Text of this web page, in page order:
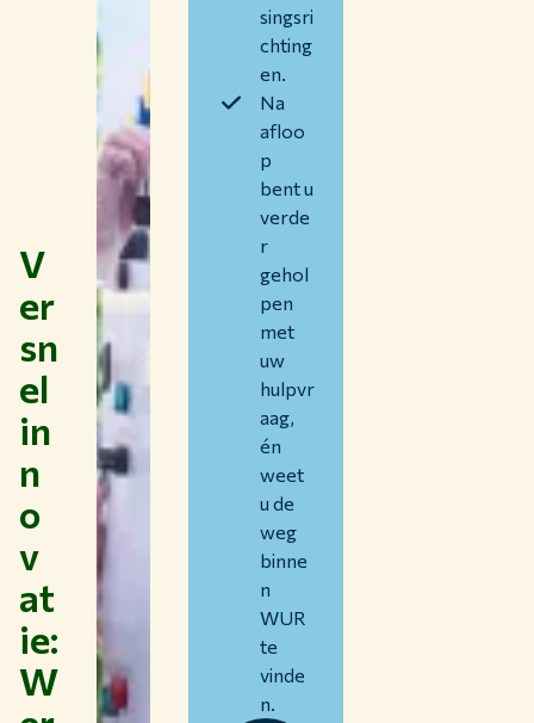
V
er
sn
el
in
n
o
v
at
ie:
W
singsri
chting
en.
Na
afloo
p
bent u
verde
r
gehol
pen
met
uw
hulpvr
aag,
én
weet
u de
weg
binne
n
WUR
te
vinde
n.